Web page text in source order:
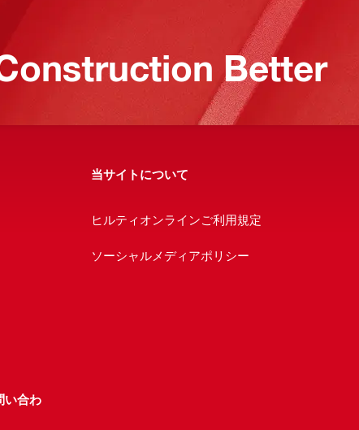
Better
当サイトについて
ヒルティオンラインご利用規定
ソーシャルメディアポリシー
い合わ